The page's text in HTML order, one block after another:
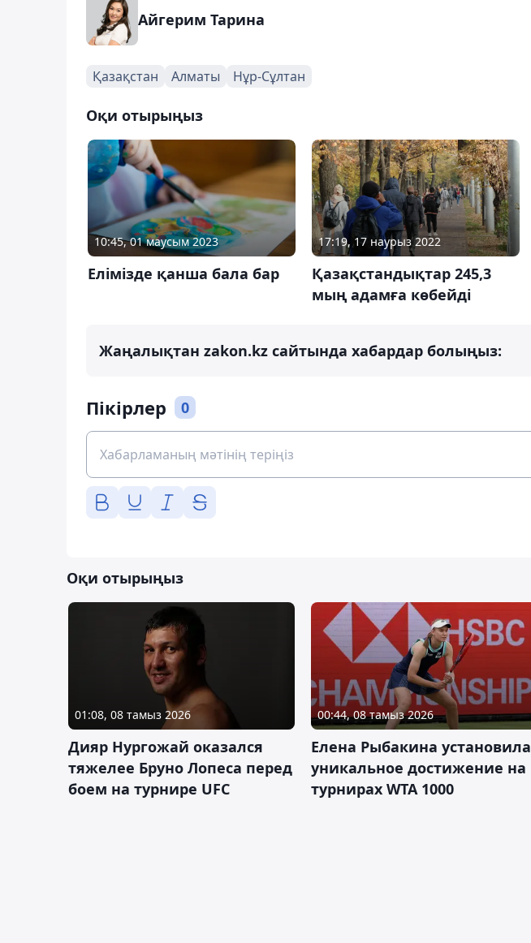
Айгерим Тарина
Қазақстан Алматы Нұр-Сұлтан
Оқи отырыңыз
10:45, 01 маусым 2023
Елімізде қанша бала бар
17:19, 17 наурыз 2022
Қазақстандықтар 245,3
мың адамға көбейді
Жаңалықтан zakon.kz сайтында хабардар болыңыз:
Пікірлер 0
Оқи отырыңыз
01:08, 08 тамыз 2026
Дияр Нургожай оказался
тяжелее Бруно Лопеса перед
боем на турнире UFC
00:44, 08 тамыз 2026
Елена Рыбакина установила
уникальное достижение на
турнирах WTA 1000